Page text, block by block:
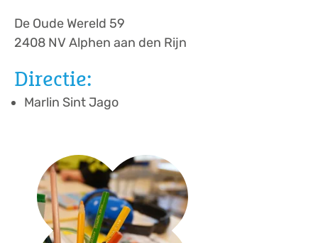
De Oude Wereld 59
2408 NV Alphen aan den Rijn
Directie:
Marlin Sint Jago